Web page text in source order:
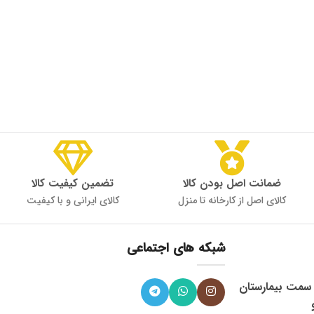
ضمانت اصل بودن کالا
کالای اصل از کارخانه تا منزل
تضمین کیفیت کالا
کالای ایرانی و با کیفیت
، میدان 9 دی به سمت بیمارستان
شبکه های اجتماعی